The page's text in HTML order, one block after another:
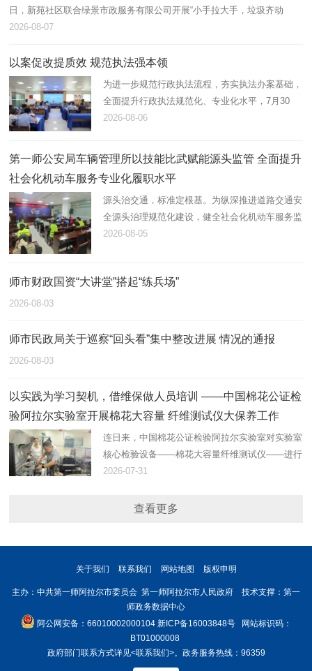
日，新苑社区联合绿景市政服务有限公司开展“小手拉大手，垃圾齐动
手”垃圾分类主题宣讲活动，辖区60余名青少年及家长积极参与。
2026-08-07
以案促改提质效 规范执法强本领
为进一步规范行政执法流程，夯实执法办案基础，
全面提升行政执法规范化、专业化水平，7月30
日，第一师阿拉尔市应急管理局组织开展2026年
名执法人员全员参与。
2026-08-06
第一师公安局车辆管理所以技能比武赋能源头监管 全面提升
社会化机动车服务专业化履职水平
源头治交通，标准定根基。为纵深推进道路交通安
全源头治理规范化建设，健全社会化机动车服务监
管体系，锻造高素质专业化机动车登记、检测综合
2026-08-05
师市财政国资“大讲堂”搭起“练兵场”
2026-08-03
师市民政局关于巡察“回头看”集中整改进展 情况的通报
2026-08-03
以实践为学习契机，借维保做人员培训 ——中国棉花公证检
验阿拉尔实验室开展棉花大容量 纤维测试仪大保养工作
连日来，中国棉花公证检验阿拉尔实验室对实验室
核心检验设备——棉花大容量纤维测试仪——进行
了大保养。
2026-07-31
查看更多
关于我们 联系我们 网站地图 版权申明
主办：中共第一师阿拉尔市委员会 第一师阿拉尔市人民政府 技术支撑：第一
师政务数据中心
阿公网安备：66010002000104 新ICP备16003848号网站标识码：
BT01000008
政府部门联系方式详见<联系我们>。政务服务热线：96359